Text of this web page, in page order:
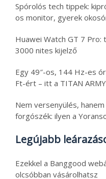
Spórolós tech tippek:
os monitor, gyerek
Huawei Watch GT 7
3000 nites kijelző
Egy 49″-os, 144 Hz-es
Ft-ért – itt a TITAN
Nem versenyülés,
forgószék: ilyen a
Legújabb
Ezekkel a Banggood
olcsóbban vásárolhatsz